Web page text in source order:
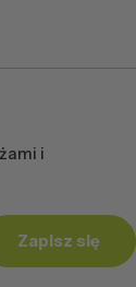
i
Zapisz się